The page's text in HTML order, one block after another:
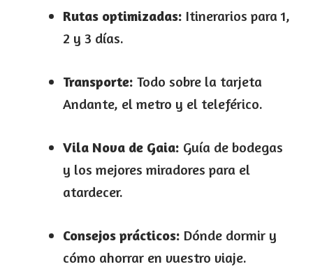
Rutas optimizadas: Itinerarios para 1,
2 y 3 días.
Transporte: Todo sobre la tarjeta
Andante, el metro y el teleférico.
Vila Nova de Gaia: Guía de bodegas
y los mejores miradores para el
atardecer.
Consejos prácticos: Dónde dormir y
cómo ahorrar en vuestro viaje.